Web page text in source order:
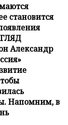
становится
Александр
Напомним, в